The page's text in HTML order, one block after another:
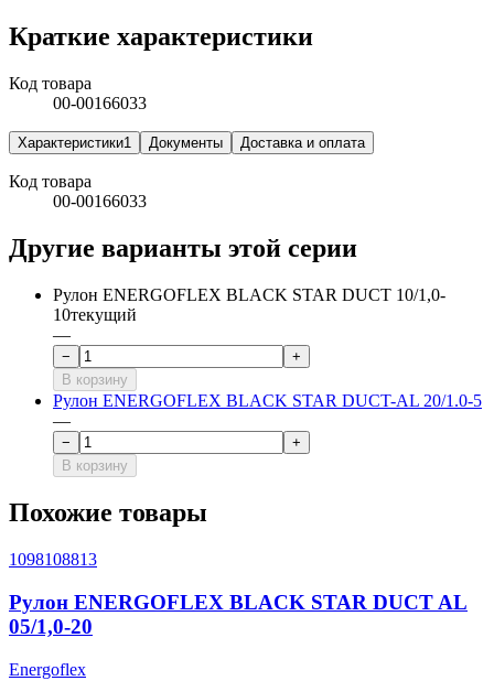
Краткие характеристики
Код товара
00-00166033
Характеристики1 Документы Доставка и оплата
Код товара
00-00166033
Другие варианты этой серии
Рулон ENERGOFLEX BLACK STAR DUCT 10/1,0-
10текущий
—
−
+
В корзину
Рулон ENERGOFLEX BLACK STAR DUCT-AL 20/1.0-5
—
−
+
В корзину
Похожие товары
1098108813
Рулон ENERGOFLEX BLACK STAR DUCT AL
05/1,0-20
Energoflex